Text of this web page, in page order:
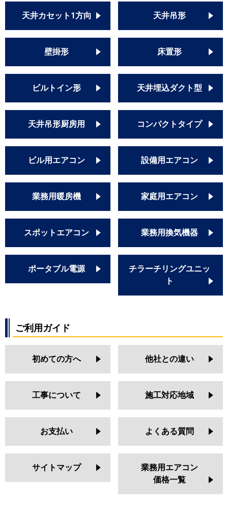
天井カセット1方向 天井吊形
壁掛形 床置形
ビルトイン形 天井埋込ダクト型
天井吊形厨房用 コンパクトタイプ
ビル用エアコン 設備用エアコン
業務用暖房機 家庭用エアコン
スポットエアコン 業務用換気機器
ポータブル電源
チラーチリングユニッ
ト
ご利用ガイド
初めての方へ 他社との違い
工事について 施工対応地域
お支払い よくある質問
サイトマップ
業務用エアコン
価格一覧